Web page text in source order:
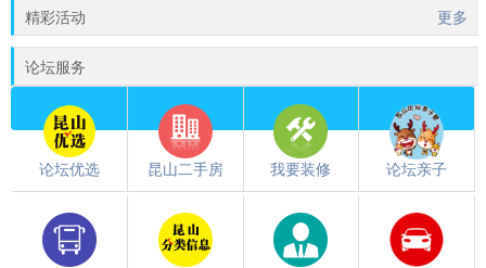
精彩活动 更多
论坛服务
论坛优选 昆山二手房 我要装修 论坛亲子